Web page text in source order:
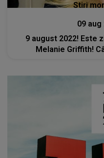
Stiri
09 aug
9 august 2022! Este
Melanie Griffith!